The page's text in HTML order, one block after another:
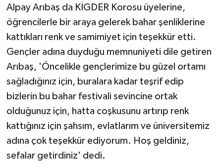
Alpay Arıbaş da KİGDER Korosu üyelerine,
öğrencilerle bir araya gelerek bahar şenliklerine
kattıkları renk ve samimiyet için teşekkür etti.
Gençler adına duyduğu memnuniyeti dile getiren
Arıbaş, 'Öncelikle gençlerimize bu güzel ortamı
sağladığınız için, buralara kadar teşrif edip
bizlerin bu bahar festivali sevincine ortak
olduğunuz için, hatta coşkusunu artırıp renk
kattığınız için şahsım, evlatlarım ve üniversitemiz
adına çok teşekkür ediyorum. Hoş geldiniz,
sefalar getirdiniz' dedi.